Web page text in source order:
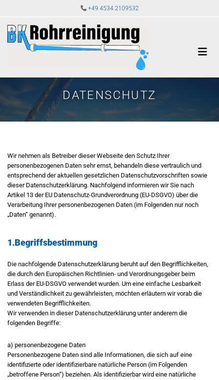
 +49 4534 2109532
DATENSCHUTZ
Wir nehmen als Betreiber dieser Webseite den Schutz Ihrer
personenbezogenen Daten sehr ernst, behandeln diese vertraulich und
entsprechend der aktuellen gesetzlichen Datenschutzvorschriften sowie
dieser Datenschutzerklärung. Nachfolgend informieren wir Sie nach
Artikel 13 der EU Datenschutz-Grundverordnung (EU-DSGVO) über die
Verarbeitung Ihrer personenbezogenen Daten (im Folgenden nur noch
„Daten“ genannt).
1.Begriffsbestimmung
Die nachfolgende Datenschutzerklärung beruht auf den Begrifflichkeiten,
die durch den Europäischen Richtlinien- und Verordnungsgeber beim
Erlass der EU-DSGVO verwendet wurden. Um eine einfache Lesbarkeit
und Verständlichkeit zu gewährleisten, möchten erläutern wir vorab die
verwendeten Begrifflichkeiten.
Wir verwenden in dieser Datenschutzerklärung unter anderem die
folgenden Begriffe:
a) personenbezogene Daten
Personenbezogene Daten sind alle Informationen, die sich auf eine
identifizierte oder identifizierbare natürliche Person (im Folgenden
„betroffene Person“) beziehen. Als identifizierbar wird eine natürliche